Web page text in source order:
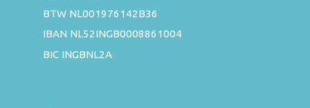
BTW NL001976142B36
IBAN NL52INGB0008861004
BIC INGBNL2A